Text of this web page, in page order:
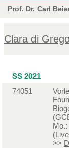
Prof. Dr. Carl
Clara di
SS 2021
74051
>>